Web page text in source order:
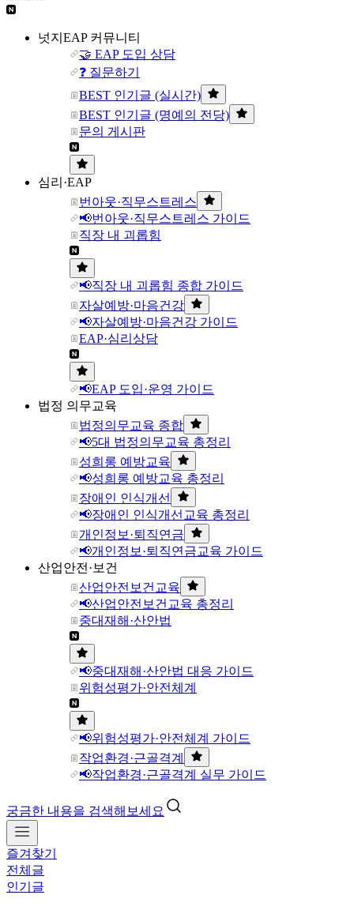
넛지EAP 커뮤니티
🤝 EAP 도입 상담
❓ 질문하기
BEST 인기글 (실시간)
BEST 인기글 (명예의 전당)
문의 게시판
심리·EAP
번아웃·직무스트레스
📢번아웃·직무스트레스 가이드
직장 내 괴롭힘
📢직장 내 괴롭힘 종합 가이드
자살예방·마음건강
📢자살예방·마음건강 가이드
EAP·심리상담
📢EAP 도입·운영 가이드
법정 의무교육
법정의무교육 종합
📢5대 법정의무교육 총정리
성희롱 예방교육
📢성희롱 예방교육 총정리
장애인 인식개선
📢장애인 인식개선교육 총정리
개인정보·퇴직연금
📢개인정보·퇴직연금교육 가이드
산업안전·보건
산업안전보건교육
📢산업안전보건교육 총정리
중대재해·산안법
📢중대재해·산안법 대응 가이드
위험성평가·안전체계
📢위험성평가·안전체계 가이드
작업환경·근골격계
📢작업환경·근골격계 실무 가이드
궁금한 내용을 검색해보세요
즐겨찾기
전체글
인기글